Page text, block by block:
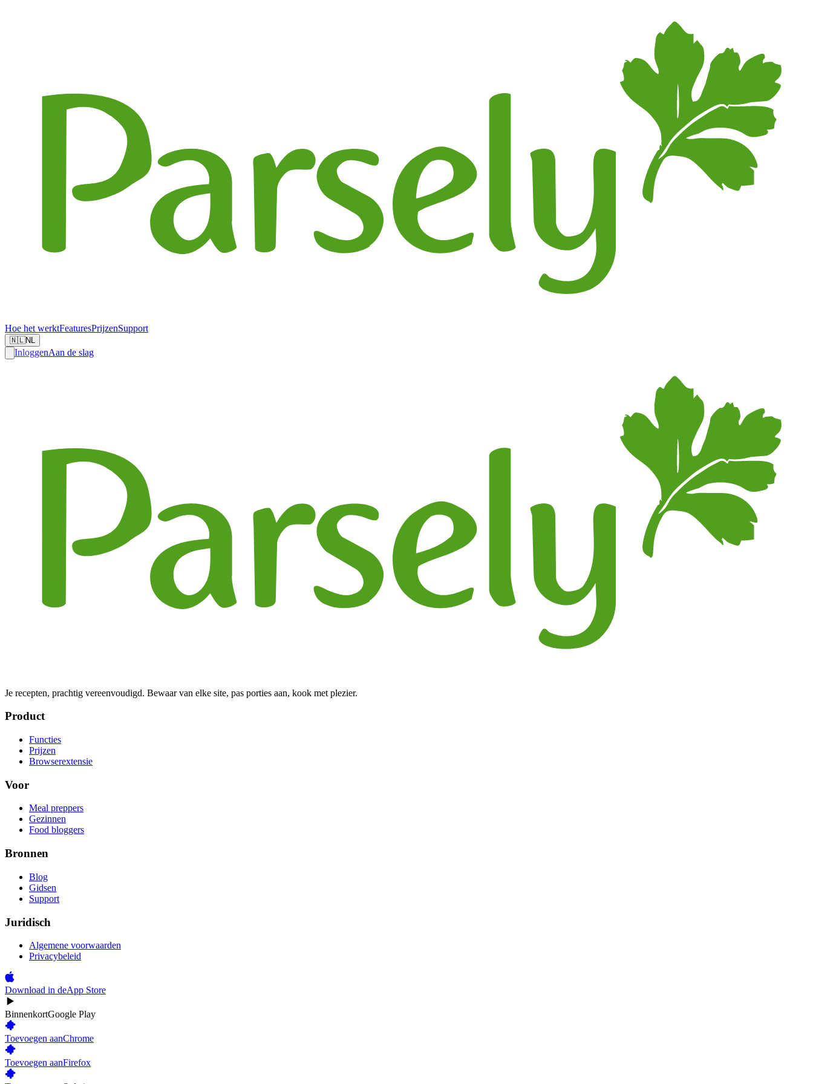
Hoe het werktFeaturesPrijzenSupport
🇳🇱NL
InloggenAan de slag
Je recepten, prachtig vereenvoudigd. Bewaar van elke site, pas porties aan, kook met plezier.
Product
Functies
Prijzen
Browserextensie
Voor
Meal preppers
Gezinnen
Food bloggers
Bronnen
Blog
Gidsen
Support
Juridisch
Algemene voorwaarden
Privacybeleid
Download in deApp Store
BinnenkortGoogle Play
Toevoegen aanChrome
Toevoegen aanFirefox